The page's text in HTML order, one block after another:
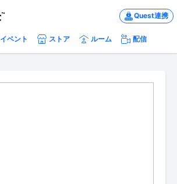
Quest連携
イベント ストア ルーム 配信